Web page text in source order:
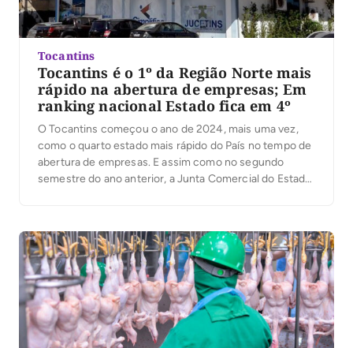
Tocantins
Tocantins é o 1º da Região Norte mais
rápido na abertura de empresas; Em
ranking nacional Estado fica em 4º
O Tocantins começou o ano de 2024, mais uma vez,
como o quarto estado mais rápido do País no tempo de
abertura de empresas. E assim como no segundo
semestre do ano anterior, a Junta Comercial do Estado